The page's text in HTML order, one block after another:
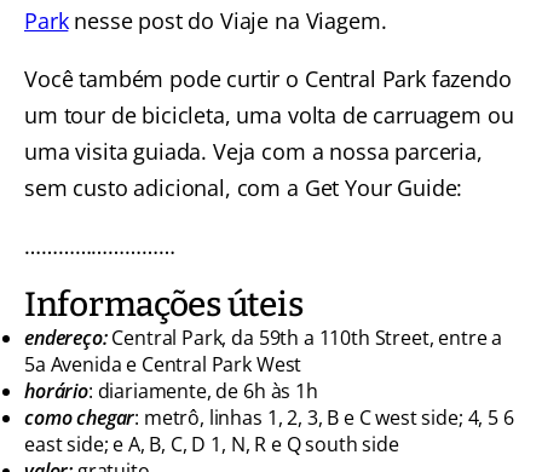
Parknesse post do Viaje na Viagem.
Você também pode curtir o Central Park fazendo
um tour de bicicleta, uma volta de carruagem ou
uma visita guiada. Veja com a nossa parceria,
sem custo adicional, com a Get Your Guide:
………………………
Informações úteis
endereço:Central Park, da 59th a 110th Street, entre a
5a Avenida e Central Park West
horário: diariamente, de 6h às 1h
como chegar: metrô, linhas 1, 2, 3, B e C west side; 4, 5 6
east side; e A, B, C, D 1, N, R e Q south side